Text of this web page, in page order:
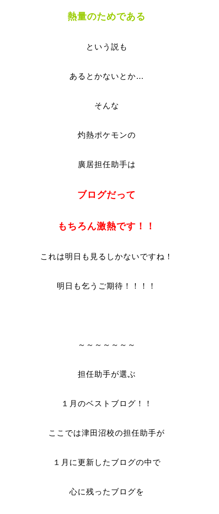
熱量のためである
という説も
あるとかないとか…
そんな
灼熱ポケモンの
廣居担任助手は
ブログだって
もちろん激熱です！！
これは明日も見るしかないですね！
明日も乞うご期待！！！！
～～～～～～～
担任助手が選ぶ
１月のベストブログ！！
ここでは津田沼校の担任助手が
１月に更新したブログの中で
心に残ったブログを